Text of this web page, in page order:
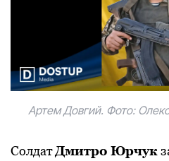
Артем Довгий. Фото:
СолдатДмитро Юрчук